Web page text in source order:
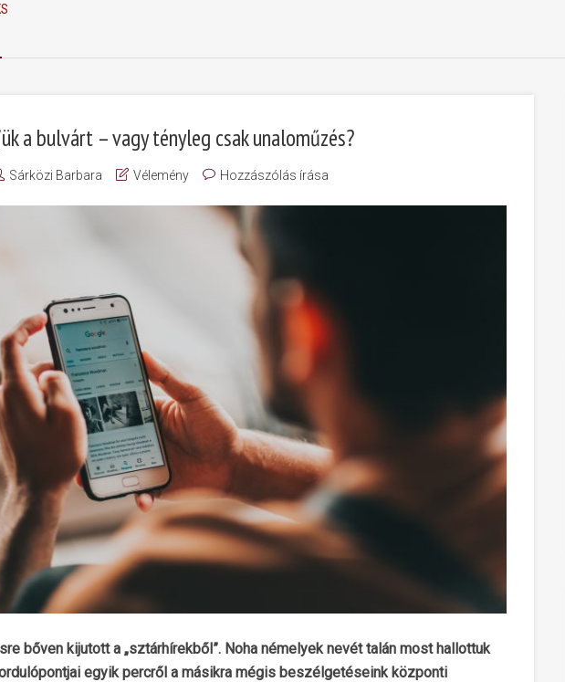
a bulvárt – vagy tényleg csak unaloműzés?
Sárközi Barbara Vélemény Hozzászólás írása
bőven kijutott a „sztárhírekből”. Noha némelyek nevét talán most hallottuk
egyik percről a másikra mégis beszélgetéseink központi